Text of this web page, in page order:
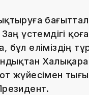
үстемдігі
бұл еліміздің
жүйесімен